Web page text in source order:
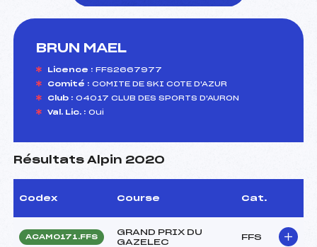
BRUN MAEL
Licence : FFS2667977
Comité : COMITE DE SKI COTE D'AZUR
Club : 04017 CLUB DES SPORTS D'AURON
Val. Lic. : Oui
Résultats Alpin 2020
Codex Course Cat.
ACAM0171.FFS
GRAND PRIX DU
GAZELEC
FFS